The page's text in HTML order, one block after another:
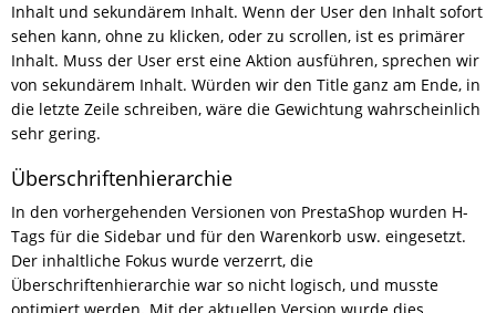
Inhalt und sekundärem Inhalt. Wenn der User den Inhalt sofort
sehen kann, ohne zu klicken, oder zu scrollen, ist es primärer
Inhalt. Muss der User erst eine Aktion ausführen, sprechen wir
von sekundärem Inhalt. Würden wir den Title ganz am Ende, in
die letzte Zeile schreiben, wäre die Gewichtung wahrscheinlich
sehr gering.
Überschriftenhierarchie
In den vorhergehenden Versionen von PrestaShop wurden H-
Tags für die Sidebar und für den Warenkorb usw. eingesetzt.
Der inhaltliche Fokus wurde verzerrt, die
Überschriftenhierarchie war so nicht logisch, und musste